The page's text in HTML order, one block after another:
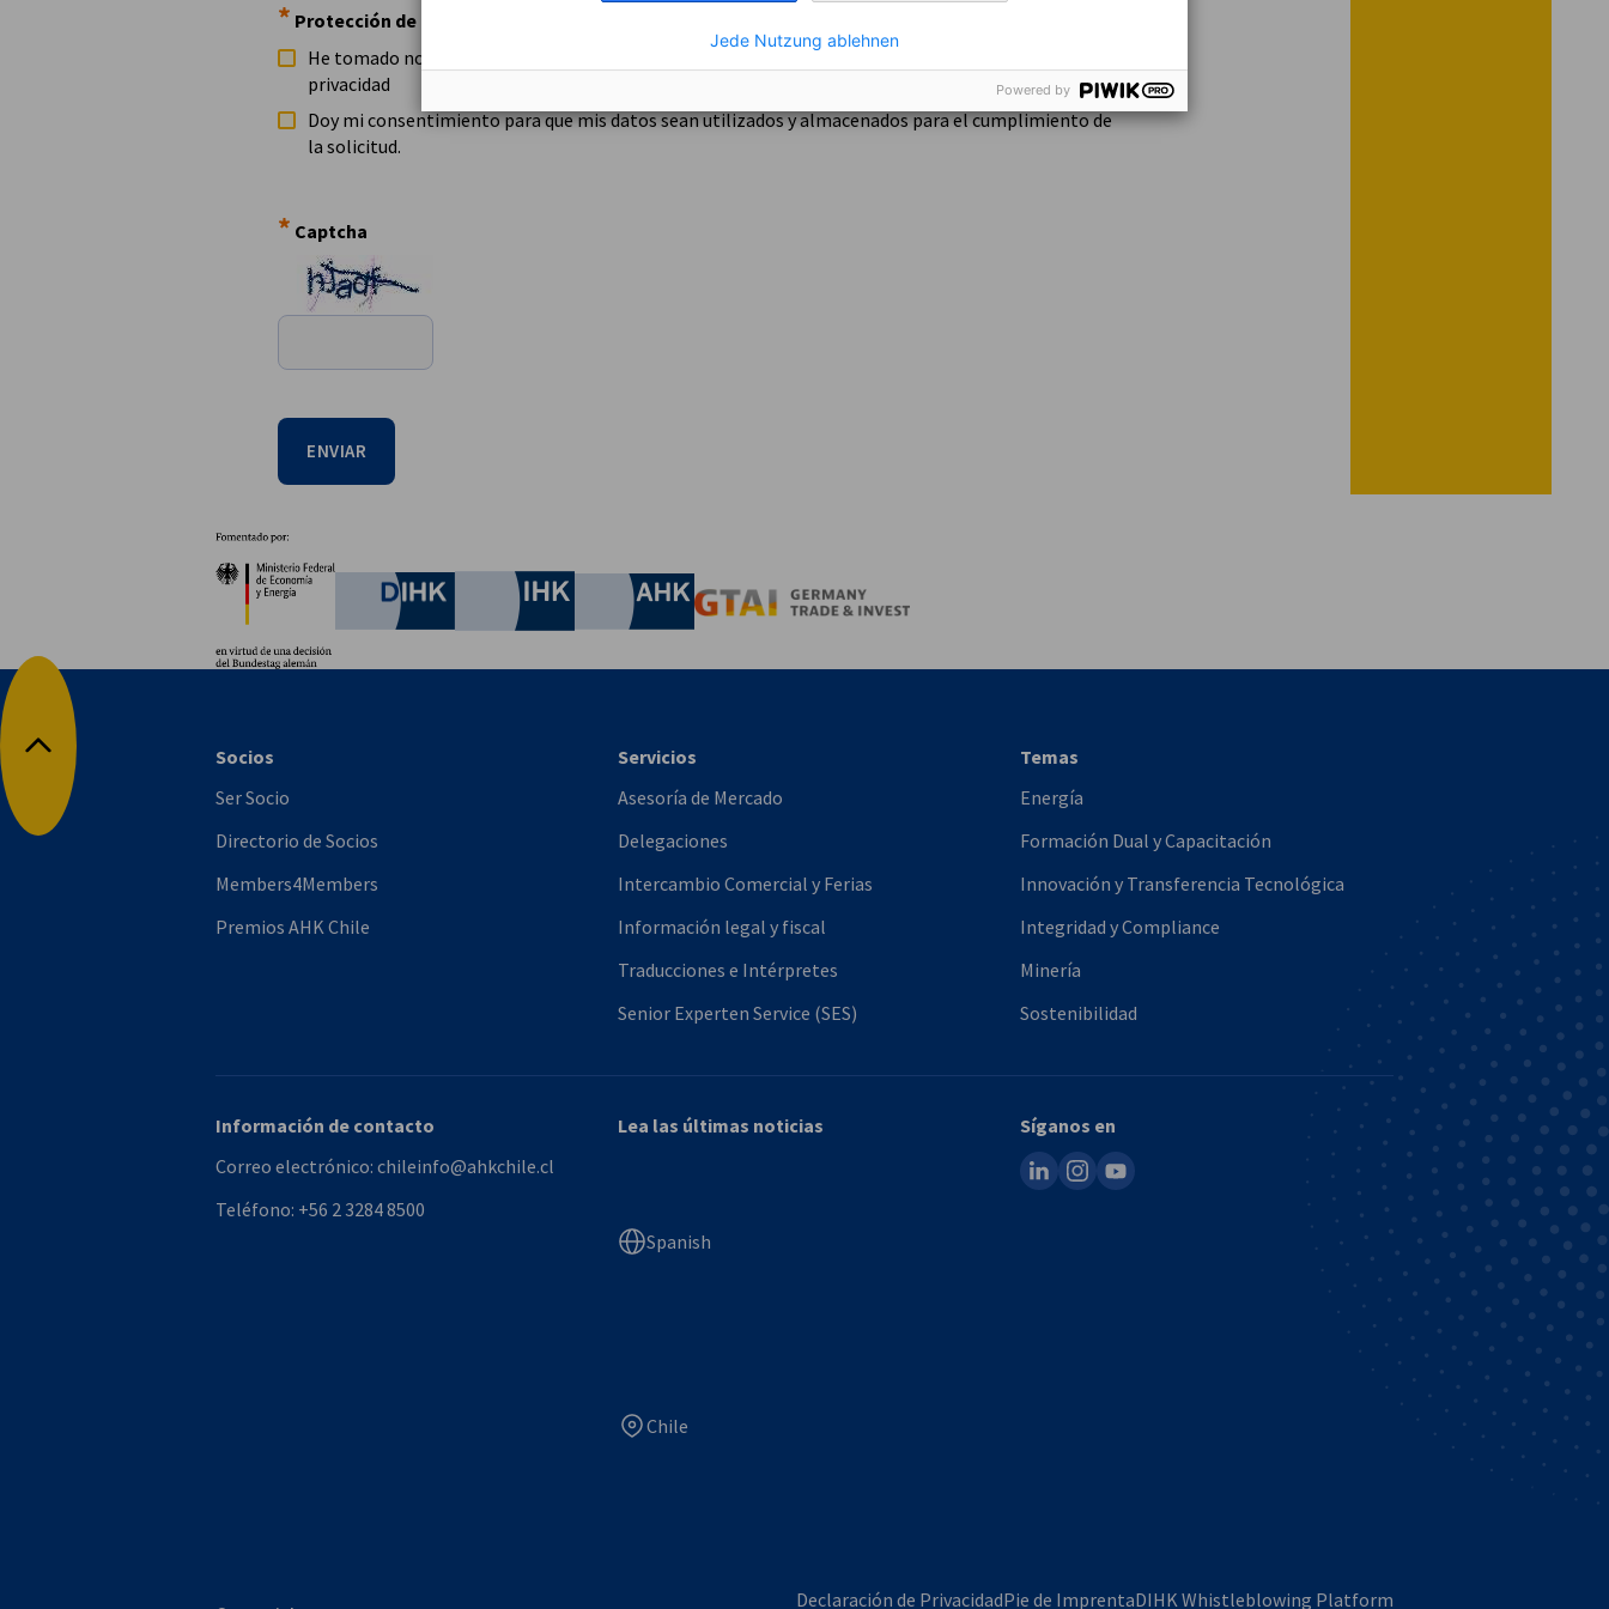
* Protección de datos
He tomado nota de la política de privacidad de la AHK: https://chile.ahk.de/es/declaracion-de-
privacidad
Doy mi consentimiento para que mis datos sean utilizados y almacenados para el cumplimiento de
la solicitud.
* Captcha
ENVIAR
German Chamber of Commerce and Industry
Chamber of Commerce and Industry
AHK.de
Volver arriba
Socios
Ser Socio
Directorio de Socios
Members4Members
Premios AHK Chile
Servicios
Asesoría de Mercado
Delegaciones
Intercambio Comercial y Ferias
Información legal y fiscal
Traducciones e Intérpretes
Senior Experten Service (SES)
Temas
Energía
Formación Dual y Capacitación
Innovación y Transferencia Tecnológica
Integridad y Compliance
Minería
Sostenibilidad
Información de contacto
Correo electrónico: chileinfo@ahkchile.cl
Teléfono: +56 2 3284 8500
Lea las últimas noticias
Spanish
Chile
Síganos en
linkedininstagram
youtube
Declaración de PrivacidadPie de ImprentaDIHK Whistleblowing Platform
Jede Nutzung ablehnen
Powered by